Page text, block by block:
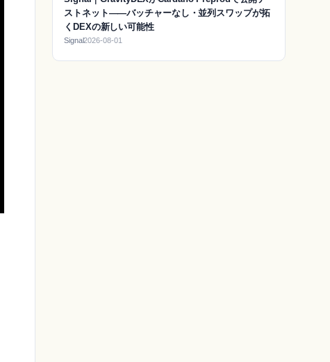
ストネット——バッチャーなし・並列スワップが拓
くDEXの新しい可能性
Signal2026-08-01